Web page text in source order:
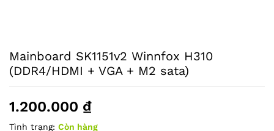
Mainboard SK1151v2 Winnfox H310
(DDR4/HDMI + VGA + M2 sata)
1.200.000 ₫
Tình trạng: Còn hàng